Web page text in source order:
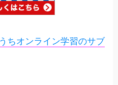
ちオンライン学習のサブ